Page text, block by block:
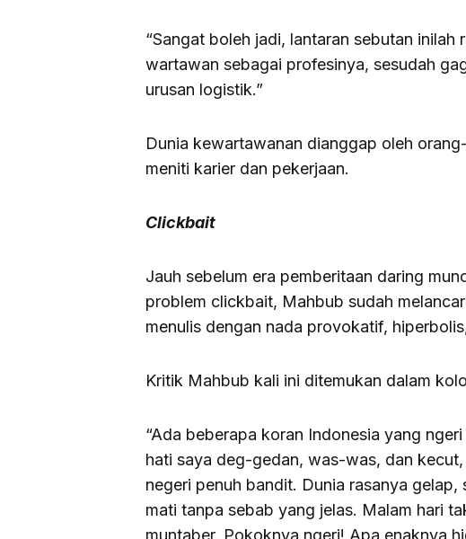
“Sangat boleh jadi, lantaran sebutan inilah
wartawan sebagai profesinya, sesudah
urusan logistik.”
Dunia kewartawanan dianggap oleh
meniti karier dan pekerjaan.
Clickbait
Jauh sebelum era pemberitaan daring
problem clickbait, Mahbub sudah
menulis dengan nada provokatif,
Kritik Mahbub kali ini ditemukan dalam
“Ada beberapa koran Indonesia yang
hati saya deg-gedan, was-was, dan
negeri penuh bandit. Dunia rasanya
mati tanpa sebab yang jelas. Malam hari
muntaber. Pokoknya ngeri! Apa enaknya